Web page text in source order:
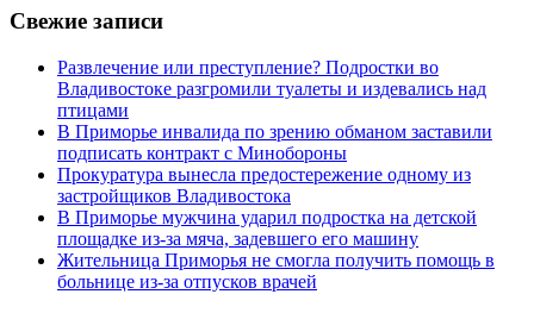
Свежие записи
Развлечение или преступление? Подростки во
Владивостоке разгромили туалеты и издевались над
птицами
В Приморье инвалида по зрению обманом заставили
подписать контракт с Минобороны
Прокуратура вынесла предостережение одному из
застройщиков Владивостока
В Приморье мужчина ударил подростка на детской
площадке из-за мяча, задевшего его машину
Жительница Приморья не смогла получить помощь в
больнице из-за отпусков врачей